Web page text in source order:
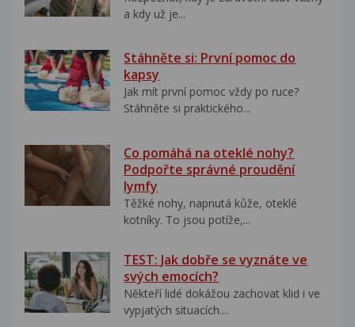
a kdy už je...
Stáhněte si: První pomoc do
kapsy
Jak mít první pomoc vždy po ruce?
Stáhněte si praktického...
Co pomáhá na oteklé nohy?
Podpořte správné proudění
lymfy
Těžké nohy, napnutá kůže, oteklé
kotníky. To jsou potíže,...
TEST: Jak dobře se vyznáte ve
svých emocích?
Někteří lidé dokážou zachovat klid i ve
vypjatých situacích....